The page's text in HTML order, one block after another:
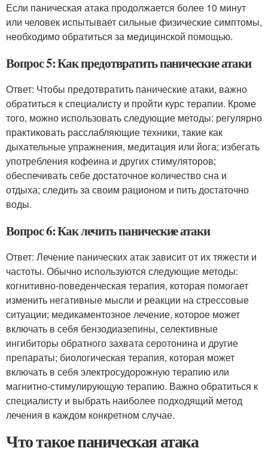
Если паническая атака продолжается более 10 минут
или человек испытывает сильные физические симптомы,
необходимо обратиться за медицинской помощью.
Вопрос 5: Как предотвратить панические атаки
Ответ: Чтобы предотвратить панические атаки, важно
обратиться к специалисту и пройти курс терапии. Кроме
того, можно использовать следующие методы: регулярно
практиковать расслабляющие техники, такие как
дыхательные упражнения, медитация или йога; избегать
употребления кофеина и других стимуляторов;
обеспечивать себе достаточное количество сна и
отдыха; следить за своим рационом и пить достаточно
воды.
Вопрос 6: Как лечить панические атаки
Ответ: Лечение панических атак зависит от их тяжести и
частоты. Обычно используются следующие методы:
когнитивно-поведенческая терапия, которая помогает
изменить негативные мысли и реакции на стрессовые
ситуации; медикаментозное лечение, которое может
включать в себя бензодиазепины, селективные
ингибиторы обратного захвата серотонина и другие
препараты; биологическая терапия, которая может
включать в себя электросудорожную терапию или
магнитно-стимулирующую терапию. Важно обратиться к
специалисту и выбрать наиболее подходящий метод
лечения в каждом конкретном случае.
Что такое паническая атака